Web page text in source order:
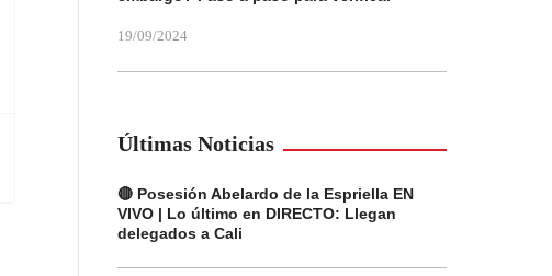
19/09/2024
Últimas Noticias
🔴 Posesión Abelardo de la Espriella EN
VIVO | Lo último en DIRECTO: Llegan
delegados a Cali